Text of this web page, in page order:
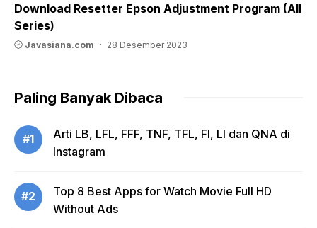
Download Resetter Epson Adjustment Program (All
Series)
Javasiana.com 28 Desember 2023
Paling Banyak Dibaca
#1
Arti LB, LFL, FFF, TNF, TFL, FI, LI dan QNA di
Instagram
#2
Top 8 Best Apps for Watch Movie Full HD
Without Ads